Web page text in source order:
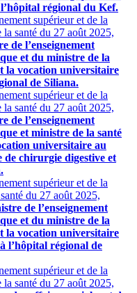
régional du Kef.
supérieur et de la
santé du 27 août 2025,
de l’enseignement
et du ministre de la
la vocation universitaire
de Siliana.
supérieur et de la
santé du 27 août 2025,
de l’enseignement
et ministre de la santé
universitaire au
de chirurgie digestive et
supérieur et de la
du 27 août 2025,
de l’enseignement
et du ministre de la
la vocation universitaire
l’hôpital régional de
supérieur et de la
santé du 27 août 2025,